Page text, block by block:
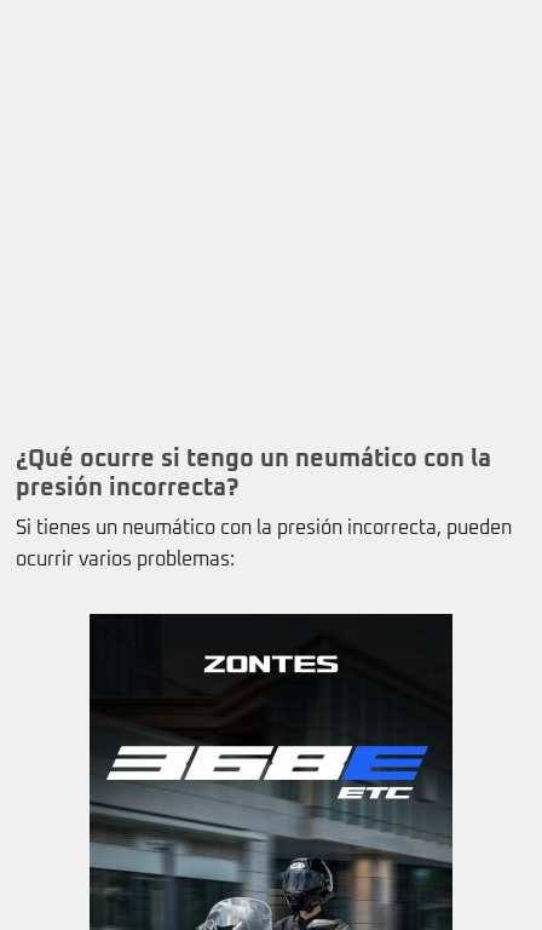
¿Qué ocurre si tengo un neumático con la
presión incorrecta?
Si tienes un neumático con la presión incorrecta, pueden
ocurrir varios problemas: